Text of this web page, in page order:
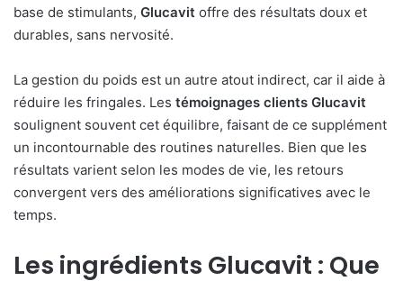
base de stimulants, Glucavit offre des résultats doux et
durables, sans nervosité.
La gestion du poids est un autre atout indirect, car il aide à
réduire les fringales. Les témoignages clients Glucavit
soulignent souvent cet équilibre, faisant de ce supplément
un incontournable des routines naturelles. Bien que les
résultats varient selon les modes de vie, les retours
convergent vers des améliorations significatives avec le
temps.
Les ingrédients Glucavit : Que